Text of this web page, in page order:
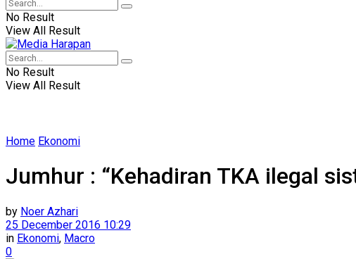
No Result
View All Result
No Result
View All Result
Home Ekonomi
Jumhur : “Kehadiran TKA ilegal
by Noer Azhari
25 December 2016 10:29
in Ekonomi, Macro
0